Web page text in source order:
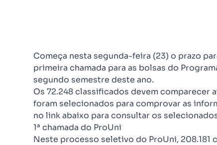
Começa nesta segunda-feira (23) o prazo
primeira chamada para as bolsas do
segundo semestre deste ano.
Os 72.248 classificados devem comparecer
foram selecionados para comprovar as
no link abaixo para consultar os
1ª chamada do ProUni
Neste processo seletivo do ProUni,